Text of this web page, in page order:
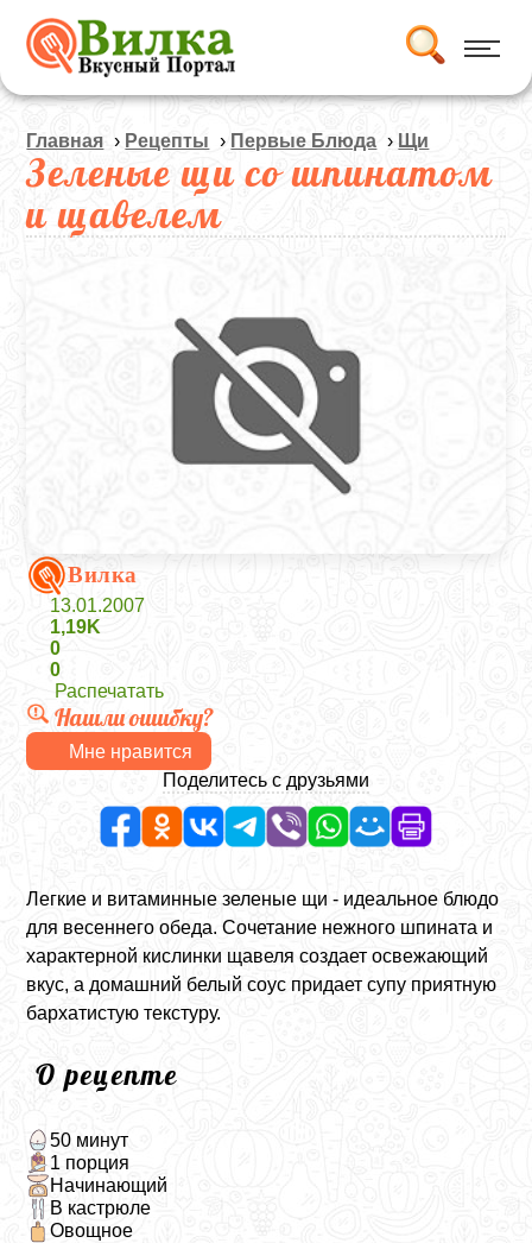
Главная › Рецепты › Первые Блюда › Щи
Зеленые щи со шпинатом
и щавелем
Вилка
13.01.2007
1,19K
0
0
Распечатать
Нашли ошибку?
Мне нравится
Поделитесь с друзьями
Легкие и витаминные зеленые щи - идеальное блюдо
для весеннего обеда. Сочетание нежного шпината и
характерной кислинки щавеля создает освежающий
вкус, а домашний белый соус придает супу приятную
бархатистую текстуру.
О рецепте
50 минут
1 порция
Начинающий
В кастрюле
Овощное